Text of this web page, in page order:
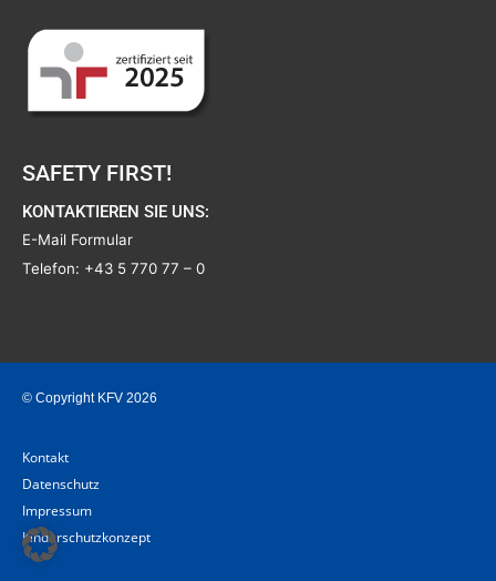
SAFETY FIRST!
KONTAKTIEREN SIE UNS:
E-Mail Formular
Telefon: +43 5 770 77 – 0
© Copyright KFV 2026
Kontakt
Datenschutz
Impressum
Kinderschutzkonzept